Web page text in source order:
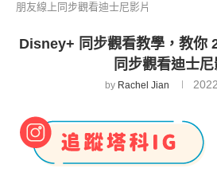
朋友線上同步觀看迪士尼影片
Disney+ 同步觀看教學，教你
同步觀看迪士尼
by Rachel Jian